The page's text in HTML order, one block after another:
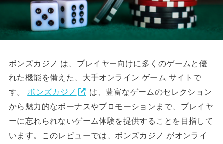
ボンズカジノ は、プレイヤー向けに多くのゲームと優
れた機能を備えた、大手オンライン ゲーム サイトで
す。 ボンズカジノ
は、豊富なゲームのセレクション
から魅力的なボーナスやプロモーションまで、プレイヤ
ーに忘れられないゲーム体験を提供することを目指して
います。このレビューでは、ボンズカジノ がオンライ